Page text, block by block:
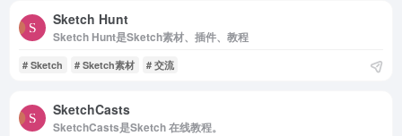
Sketch Hunt
Sketch Hunt是Sketch素材、插件、教程
# Sketch # Sketch素材 # 交流
SketchCasts
SketchCasts是Sketch 在线教程。